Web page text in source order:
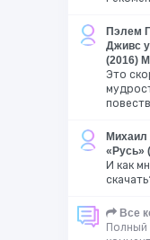
Пэлем
Дживс
(2016)
Это
Михаил
«Русь»
И как
Все
Полный